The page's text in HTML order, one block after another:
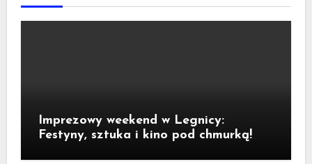
Imprezowy weekend w Legnicy:
Festyny, sztuka i kino pod chmurką!